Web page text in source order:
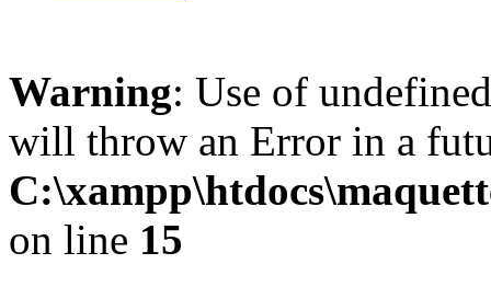
Warning: Use of
will throw an Error in a
on line 15